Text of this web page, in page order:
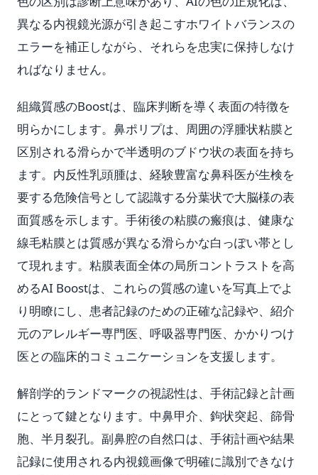
異なる内視鏡光源が引き起こすホワイトバランスの
エラーを補正しながら、それらを忠実に保持しなけ
ればなりません。
組織質感のBoostは、臨床判断を導く表面の特徴を
明らかにします。鼻ポリプは、周囲の浮腫状粘膜と
区別される滑らかで半透明のブドウ状の表面を持ち
ます。内反性乳頭腫は、経験豊富な鼻科医が生検を
要する危険信号として認識する分葉状で大脳様の表
面質感を示します。手術後の粘膜の瘢痕は、健康な
線毛粘膜とは質感が異なる滑らかな白っぽい帯とし
て現れます。粘膜表面全体の局所コントラストを高
めるAI Boostは、これらの質感の違いを写真上でよ
り明瞭にし、患者記録のための正確な記録や、紹介
元のアレルギー専門医、呼吸器専門医、かかりつけ
医との臨床的コミュニケーションを支援します。
解剖学的ランドマークの視認性は、手術記録と計画
にとって鍵となります。中鼻甲介、鉤状突起、篩骨
胞、半月裂孔。副鼻腔の自然口は、手術計画や結果
記録に使用される内視鏡画像で明確に識別できなけ